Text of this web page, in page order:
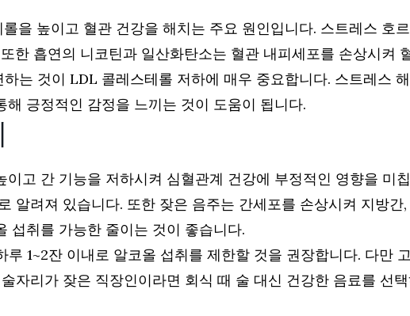
을 높이고 혈관 건강을 해치는 주요 원인입니다. 스트레스 호
한 흡연의 니코틴과 일산화탄소는 혈관 내피세포를 손상시켜
는 것이 LDL 콜레스테롤 저하에 매우 중요합니다. 스트레스
긍정적인 감정을 느끼는 것이 도움이 됩니다.
고 간 기능을 저하시켜 심혈관계 건강에 부정적인 영향을 미
알려져 있습니다. 또한 잦은 음주는 간세포를 손상시켜 지방
섭취를 가능한 줄이는 것이 좋습니다.
1~2잔 이내로 알코올 섭취를 제한할 것을 권장합니다. 다만
자리가 잦은 직장인이라면 회식 때 술 대신 건강한 음료를 선